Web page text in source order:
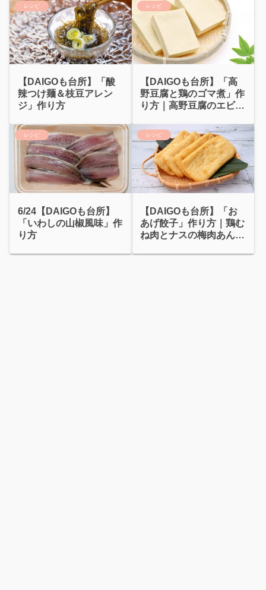
レシピ
【DAIGOも台所】「酸
辣つけ麺＆枝豆アレン
ジ」作り方
レシピ
【DAIGOも台所】「高
野豆腐と鶏のゴマ煮」作
り方｜高野豆腐のエビマ
レシピ
6/24【DAIGOも台所】
「いわしの山椒風味」作
り方
レシピ
【DAIGOも台所】「お
あげ餃子」作り方｜鶏む
ね肉とナスの梅肉あんか